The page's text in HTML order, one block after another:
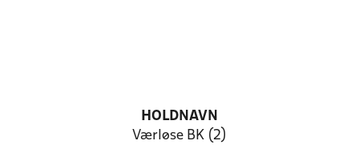
HOLDNAVN
Værløse BK (2)